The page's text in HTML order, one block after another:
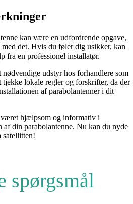
kan være en udfordrende opgave,
det. Hvis du føler dig usikker, kan
fra en professionel installatør.
udstyr hos forhandlere som
lokale regler og forskrifter, da der
af parabolantenner i dit
været hjælpsom og informativ i
af din parabolantenne. Nu kan du nyde
satellitten!
spørgsmål